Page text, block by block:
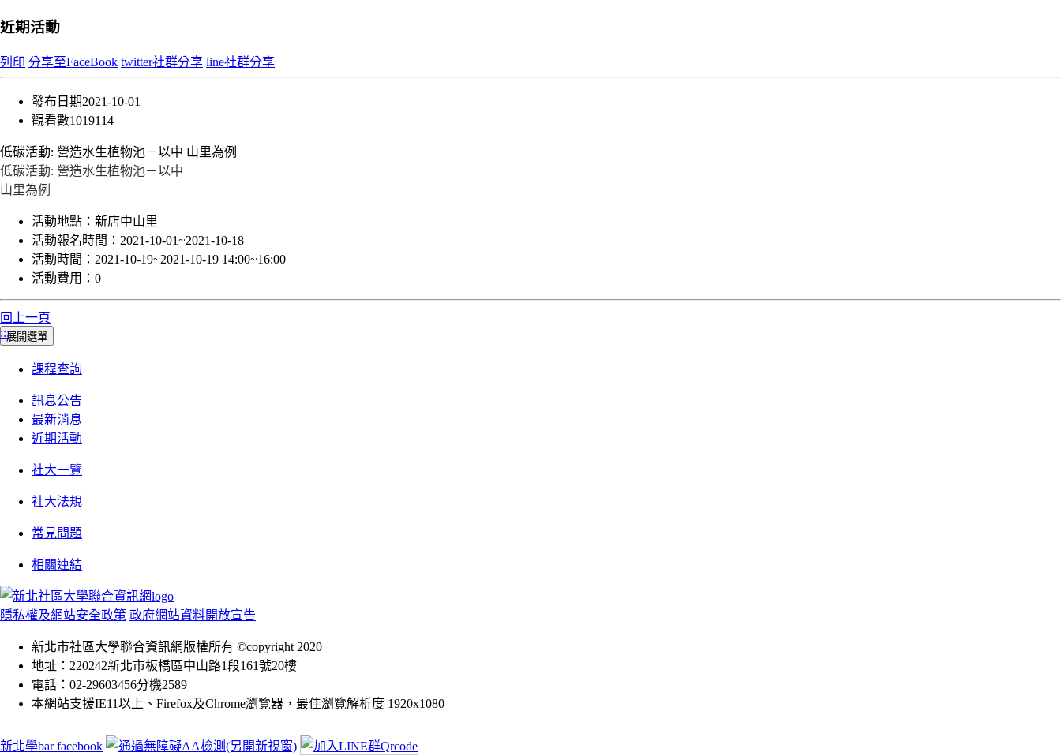
近期活動
列印 分享至FaceBook twitter社群分享 line社群分享
發布日期2021-10-01
觀看數1019114
低碳活動: 營造水生植物池－以中 山里為例
低碳活動: 營造水生植物池－以中
山里為例
活動地點： 新店中山里
活動報名時間： 2021-10-01~2021-10-18
活動時間： 2021-10-19~2021-10-19 14:00~16:00
活動費用： 0
回上一頁
:::展開選單
課程查詢
訊息公告
最新消息
近期活動
社大一覽
社大法規
常見問題
相關連結
隱私權及網站安全政策 政府網站資料開放宣告
新北市社區大學聯合資訊網版權所有 ©copyright 2020
地址：220242新北市板橋區中山路1段161號20樓
電話：02-29603456分機2589
本網站支援IE11以上、Firefox及Chrome瀏覽器，最佳瀏覽解析度 1920x1080
新北學bar facebook